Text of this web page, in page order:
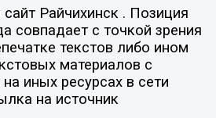
Райчихинск . Позиция
совпадает с точкой зрения
текстов либо ином
материалов с
иных ресурсах в сети
на источник